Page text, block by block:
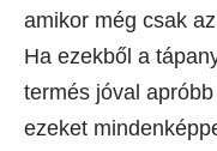
amikor még csak
Ha ezekből a
termés jóval
ezeket